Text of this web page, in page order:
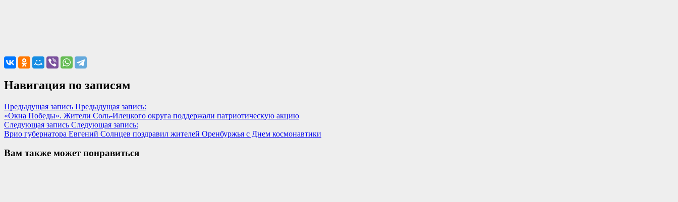
Навигация по записям
Предыдущая запись Предыдущая запись:
«Окна Победы». Жители Соль-Илецкого округа поддержали патриотическую акцию
Следующая запись Следующая запись:
Врио губернатора Евгений Солнцев поздравил жителей Оренбуржья с Днем космонавтики
Вам также может понравиться